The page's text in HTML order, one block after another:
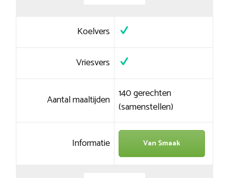
Koelvers
Vriesvers
Aantal maaltijden 140 gerechten
(samenstellen)
Informatie Van Smaak